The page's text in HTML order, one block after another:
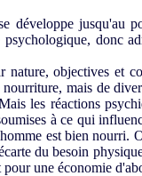
développe jusqu'au
donc
objectives et
mais de
les réactions
à ce qui
est bien nourri.
du besoin
une économie